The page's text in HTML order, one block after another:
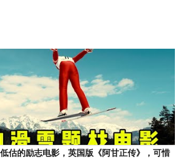
估的励志电影，英国版《阿甘正传》，可惜